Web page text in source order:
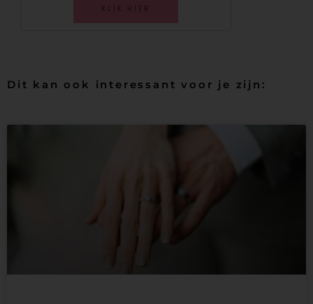
KLIK HIER
Dit kan ook interessant voor je zijn: